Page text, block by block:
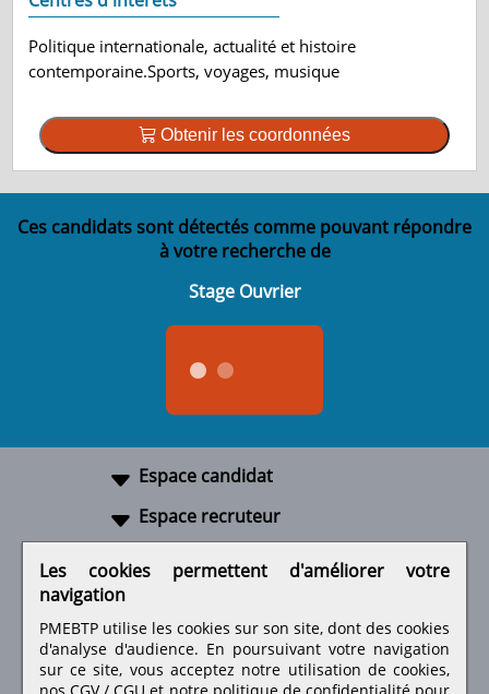
Politique internationale, actualité et histoire
contemporaine.Sports, voyages, musique
Obtenir les coordonnées
Ces candidats sont détectés comme pouvant répondre
à votre recherche de
Stage Ouvrier
Espace candidat
Espace recruteur
Les cookies permettent d'améliorer votre
navigation
PMEBTP utilise les cookies sur son site, dont des cookies
d'analyse d'audience. En poursuivant votre navigation
sur ce site, vous acceptez notre utilisation de cookies,